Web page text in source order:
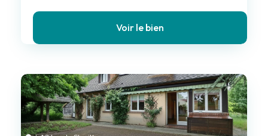
Voir le bien